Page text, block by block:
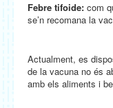
Febre tifoide: com
se’n recomana la
Actualment, es
de la vacuna no és
amb els aliments i